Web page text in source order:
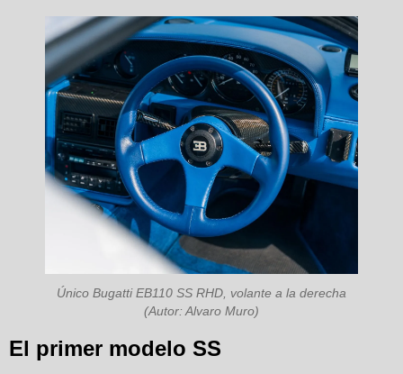
Único Bugatti EB110 SS RHD, volante a la derecha
(Autor: Alvaro Muro)
El primer modelo SS